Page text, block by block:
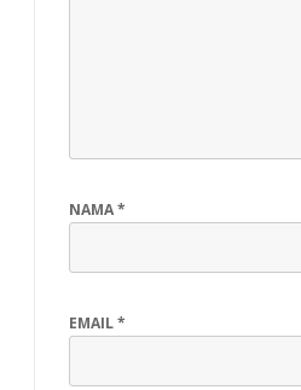
NAMA*
EMAIL*